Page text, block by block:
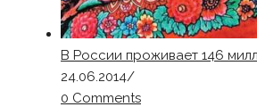
В России проживает 146
24.06.2014/
0 Comments